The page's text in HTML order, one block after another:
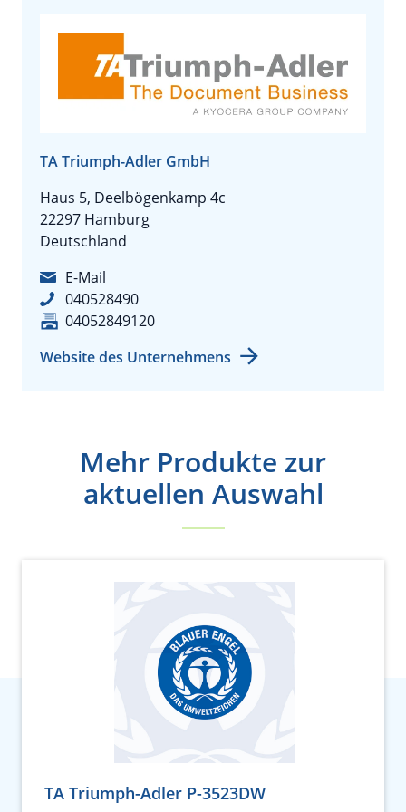
TA Triumph-Adler GmbH
Haus 5, Deelbögenkamp 4c
22297 Hamburg
Deutschland
E-Mail
040528490
04052849120
Website des Unternehmens
Mehr Produkte zur
aktuellen Auswahl
TA Triumph-Adler P-3523DW